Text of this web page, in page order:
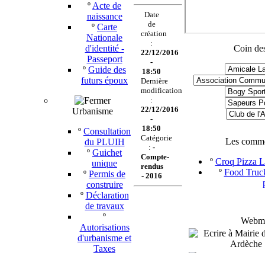
º Acte de
naissance
º Carte
Nationale
d'identité -
Passeport
º Guide des
futurs époux
Urbanisme
º Consultation
du PLUIH
º Guichet
unique
º Permis de
construire
º Déclaration
de travaux
º
Autorisations
d'urbanisme et
Taxes
Date
de
création
:
22/12/2016
-
18:50
Dernière
modification
:
22/12/2016
-
18:50
Catégorie
: -
Compte-
rendus
- 2016
Coin
Les
º Croq Pizza
º Food